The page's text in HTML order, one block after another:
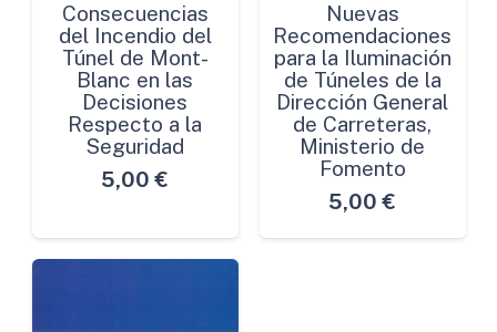
Consecuencias
del Incendio del
Túnel de Mont-
Blanc en las
Decisiones
Respecto a la
Seguridad
5,00 €
Nuevas
Recomendaciones
para la Iluminación
de Túneles de la
Dirección General
de Carreteras,
Ministerio de
Fomento
5,00 €